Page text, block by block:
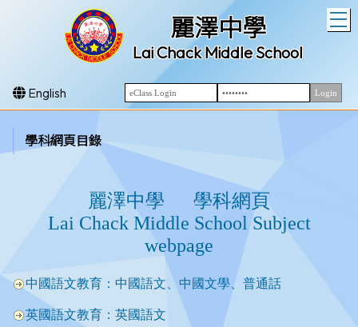
麗澤中學
Lai Chack Middle School
English
學科網頁目錄